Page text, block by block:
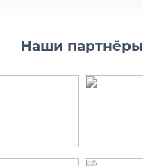
Наши партнёры